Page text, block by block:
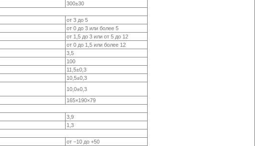
300±30
от 3 до 5
от 0 до 3 или более 5
от 1,5 до 3 или от 5 до 12
от 0 до 1,5 или более 12
3,5
100
11,5±0,3
10,5±0,3
10,0±0,3
165×190×79
3,9
1,3
от −10 до +50